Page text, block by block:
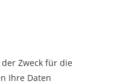
Zweck für die
Ihre Daten